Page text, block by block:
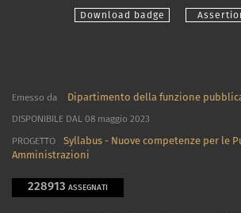
Download badge
Emesso da Dipartimento della funzione
DISPONIBILE DAL 08 maggio 2023
PROGETTO
Syllabus - Nuove competenze per le
Amministrazioni
228913 ASSEGNATI